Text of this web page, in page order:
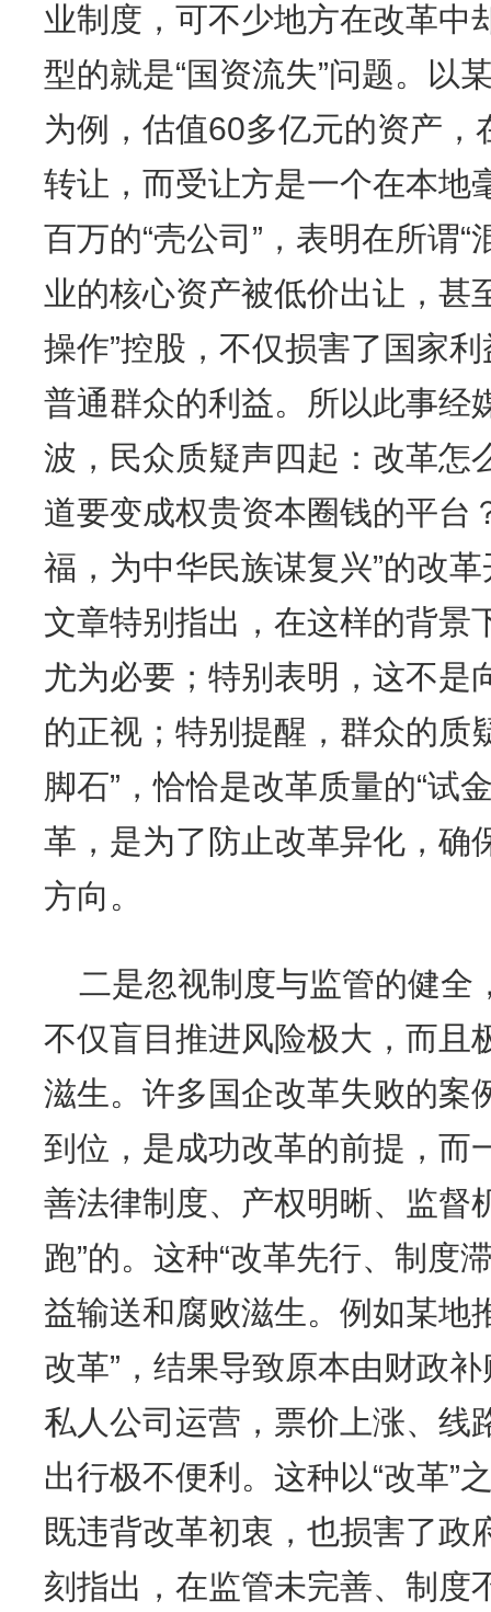
业制度，可不少地方在改革中
型的就是“国资流失”问题。以
为例，估值60多亿元的资产
转让，而受让方是一个在本地
百万的“壳公司”，表明在所谓
业的核心资产被低价出让，甚
操作”控股，不仅损害了国家
普通群众的利益。所以此事经
波，民众质疑声四起：改革怎
道要变成权贵资本圈钱的平台
福，为中华民族谋复兴”的改
文章特别指出，在这样的背景
尤为必要；特别表明，这不是
的正视；特别提醒，群众的质
脚石”，恰恰是改革质量的“试
革，是为了防止改革异化，确
方向。
二是忽视制度与监管的健全
不仅盲目推进风险极大，而且
滋生。许多国企改革失败的案
到位，是成功改革的前提，而
善法律制度、产权明晰、监督
跑”的。这种“改革先行、制度
益输送和腐败滋生。例如某地
改革”，结果导致原本由财政
私人公司运营，票价上涨、线
出行极不便利。这种以“改革”
既违背改革初衷，也损害了政
刻指出，在监管未完善、制度